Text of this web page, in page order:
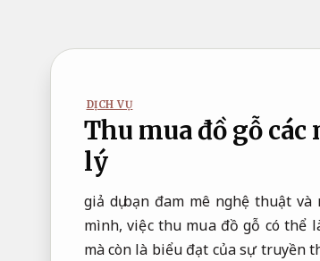
DỊCH VỤ
Thu mua đồ gỗ
lý
giả dụ bạn đam mê nghệ thuật
mình, việc thu mua đồ gỗ có thể
mà còn là biểu đạt của sự truyền